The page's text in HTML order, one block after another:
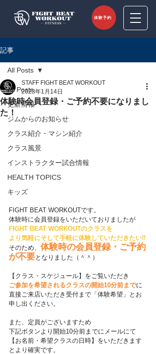
体験予約
記事
All Posts
更新情報
ジムからのお知らせ
クラス紹介・マシン紹介
クラス風景
インストラクター試合情報
HEALTH TOPICS
キッズ
All Posts
体験時会員登録・ご予約不要になりまし
た！
STAFF FIGHT BEAT WORKOUT
2023年1月14日
FIGHT BEAT WORKOUTです。
体験時に会員登録をいただいておりましたが
FIGHT BEAT WORKOUTのクラスを
より気軽にそして手軽に体験していただきたい‼
そのため、 体験時の会員登録・ご予約
が不要となりました（＾＾）
【クラス・スケジュール】をご覧いただき
ご参加を希望されるクラスの開始10分前までに
直接ご来店いただき受付まで「体験希望」とお
申し出ください。
また、定員がございますため
下記ボタンより開始10分前までにメールにて
【お名前・希望クラスの日時】をいただきます
とより確実です。